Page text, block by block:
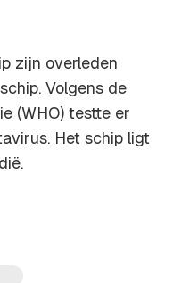
zijn overleden
Volgens de
(WHO) testte er
Het schip ligt